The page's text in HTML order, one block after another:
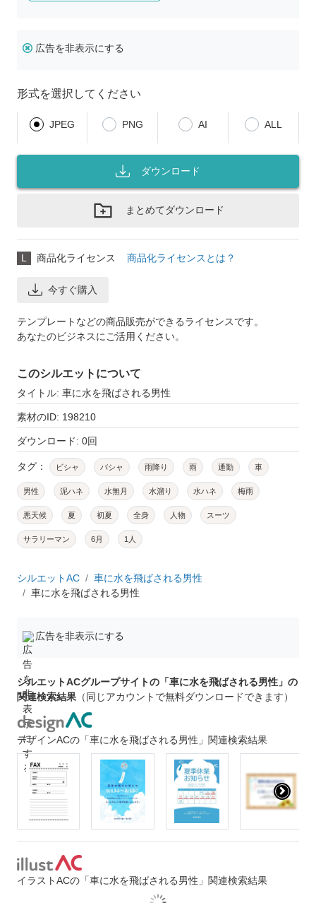
広告を非表示にする
形式を選択してください
JPEG PNG AI ALL
ダウンロード
まとめてダウンロード
L 商品化ライセンス 商品化ライセンスとは？
今すぐ購入
テンプレートなどの商品販売ができるライセンスです。
あなたのビジネスにご活用ください。
このシルエットについて
タイトル: 車に水を飛ばされる男性
素材のID: 198210
ダウンロード: 0回
タグ： ビシャ バシャ 雨降り 雨 通勤 車
男性 泥ハネ 水無月 水溜り 水ハネ 梅雨
悪天候 夏 初夏 全身 人物 スーツ
サラリーマン 6月 1人
シルエットAC
車に水を飛ばされる男性
車に水を飛ばされる男性
広告を非表示にする
シルエットACグループサイトの「車に水を飛ばされる男性」の
関連検索結果 （同じアカウントで無料ダウンロードできます）
デザインACの「車に水を飛ばされる男性」関連検索結果
イラストACの「車に水を飛ばされる男性」関連検索結果